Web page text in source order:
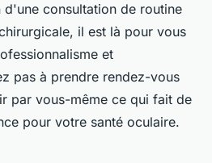
d'une consultation de routine
il est là pour vous
et
pas à prendre rendez-vous
par vous-même ce qui fait de
pour votre santé oculaire.